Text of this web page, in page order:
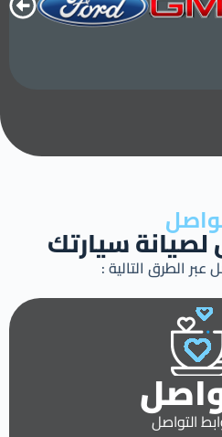
سيارتك
الطرق التالية :
التواصل